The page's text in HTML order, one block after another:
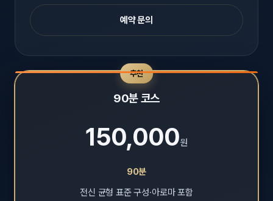
예약 문의
추천
90분 코스
150,000원
90분
전신 균형 표준 구성·아로마 포함